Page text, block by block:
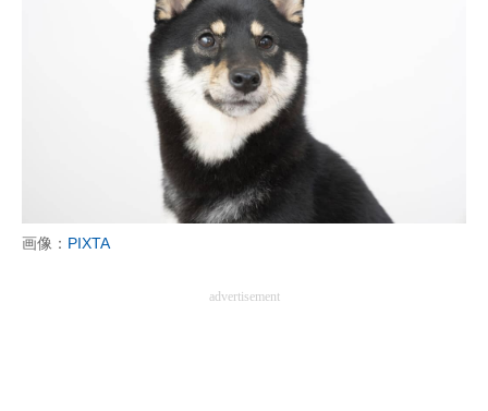
画像： PIXTA
advertisement